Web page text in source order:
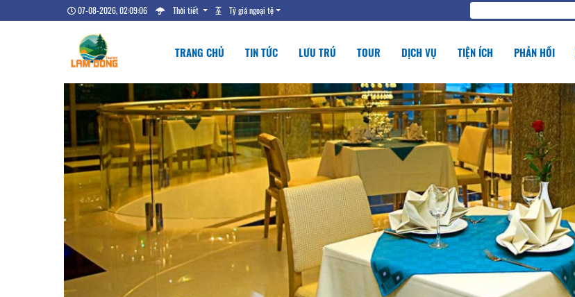
07-08-2026, 02:09:07 Thời tiết Tỷ giá ngoại tệ
TRANG CHỦ TIN TỨC LƯU TRÚ TOUR DỊCH VỤ TIỆN ÍCH PHẢN HỒI